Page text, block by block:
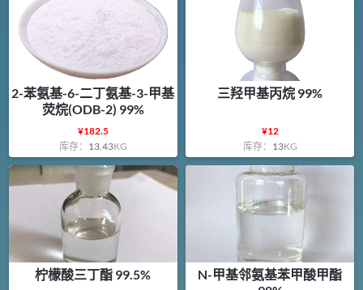
2-苯氨基-6-二丁氨基-3-甲基
荧烷(ODB-2) 99%
¥182.5
库存： 13.43KG
三羟甲基丙烷 99%
¥12
库存： 13KG
柠檬酸三丁酯 99.5%
N-甲基邻氨基苯甲酸甲酯